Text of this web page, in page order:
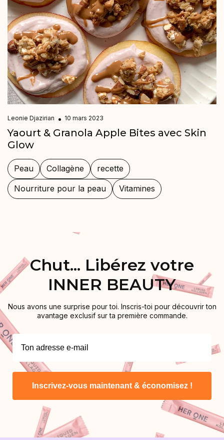
Leonie Djazirian 10 mars 2023
Yaourt & Granola Apple Bites avec Skin
Glow
Peau Collagène
recette
Nourriture pour la peau
Vitamines
Chut... Libérez votre
INNER BEAUTY
Nous avons une surprise pour toi. Inscris-toi pour découvrir ton
avantage exclusif sur ta première commande.
Inscrivez-vous maintenant & économisez !